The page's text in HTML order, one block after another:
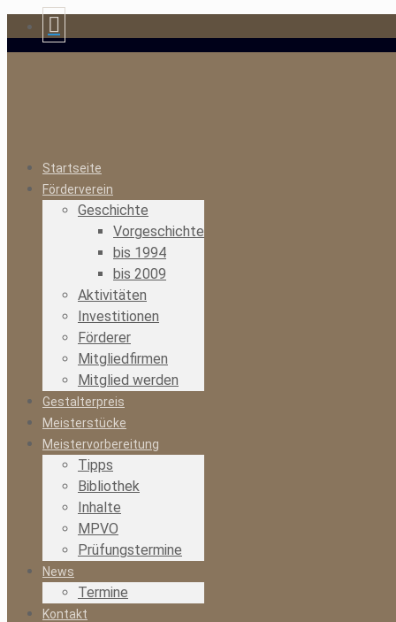
Startseite
Förderverein
Geschichte
Vorgeschichte
bis 1994
bis 2009
Aktivitäten
Investitionen
Förderer
Mitgliedfirmen
Mitglied werden
Gestalterpreis
Meisterstücke
Meistervorbereitung
Tipps
Bibliothek
Inhalte
MPVO
Prüfungstermine
News
Termine
Kontakt